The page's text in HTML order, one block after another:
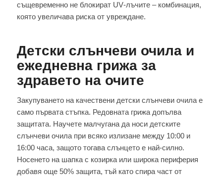
същевременно не блокират UV‑лъчите – комбинация,
която увеличава риска от увреждане.
Детски слънчеви очила и
ежедневна грижа за
здравето на очите
Закупуването на качествени детски слънчеви очила е
само първата стъпка. Редовната грижа допълва
защитата. Научете малчугана да носи детските
слънчеви очила при всяко излизане между 10:00 и
16:00 часа, защото тогава слънцето е най‑силно.
Носенето на шапка с козирка или широка периферия
добавя още 50% защита, тъй като спира част от